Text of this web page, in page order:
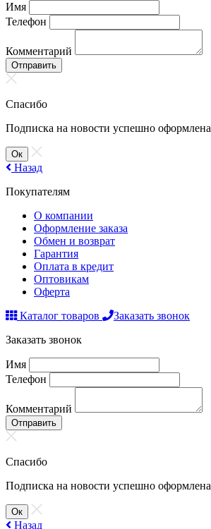
Имя
Телефон
Комментарий
Отправить
Спасибо
Подписка на новости успешно оформлена
Ок
Назад
Покупателям
О компании
Оформление заказа
Обмен и возврат
Гарантия
Оплата в кредит
Оптовикам
Оферта
Каталог товаров
Заказать звонок
Заказать звонок
Имя
Телефон
Комментарий
Отправить
Спасибо
Подписка на новости успешно оформлена
Ок
Назад